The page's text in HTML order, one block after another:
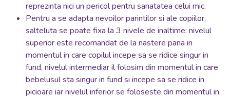
reprezinta nici un pericol pentru sanatatea celui mic.
Pentru a se adapta nevoilor parintilor si ale copiilor,
salteluta se poate fixa la 3 nivele de inaltime: nivelul
superior este recomandat de la nastere pana in
momentul in care copilul incepe sa se ridice singur in
fund, nivelul intermediar il folosim din momentul in care
bebelusul sta singur in fund si incepe sa se ridice in
picioare iar nivelul inferior se foloseste din momentul in